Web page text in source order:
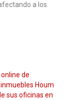
a los
de
Houm
sus oficinas en